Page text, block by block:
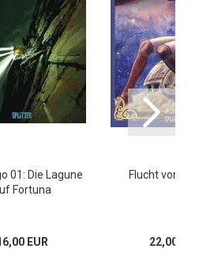
01: Die Lagune
Fortuna
EUR
Flucht von
22,00